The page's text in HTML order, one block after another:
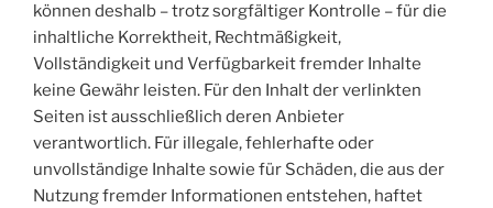
können deshalb – trotz sorgfältiger Kontrolle – für die
inhaltliche Korrektheit, Rechtmäßigkeit,
Vollständigkeit und Verfügbarkeit fremder Inhalte
keine Gewähr leisten. Für den Inhalt der verlinkten
Seiten ist ausschließlich deren Anbieter
verantwortlich. Für illegale, fehlerhafte oder
unvollständige Inhalte sowie für Schäden, die aus der
Nutzung fremder Informationen entstehen, haftet